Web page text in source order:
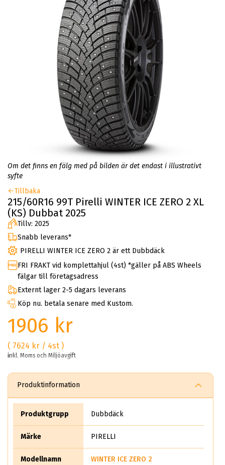
Om det finns en fälg med på bilden är det endast i illustrativt
syfte
Tillbaka
215/60R16 99T Pirelli WINTER ICE ZERO 2 XL
(KS) Dubbat 2025
Tillv: 2025
Snabb leverans*
PIRELLI WINTER ICE ZERO 2 är ett Dubbdäck
FRI FRAKT vid komplettahjul (4st) *gäller på ABS Wheels
fälgar till företagsadress
Externt lager 2-5 dagars leverans
Köp nu. betala senare med Kustom.
1906 kr
( 7624 kr / 4st )
inkl. Moms och Miljöavgift
Produktinformation
Produktgrupp Dubbdäck
Märke PIRELLI
Modellnamn WINTER ICE ZERO 2